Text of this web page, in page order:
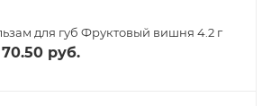
для губ Фруктовый вишня 4.2 г
70.50 руб.